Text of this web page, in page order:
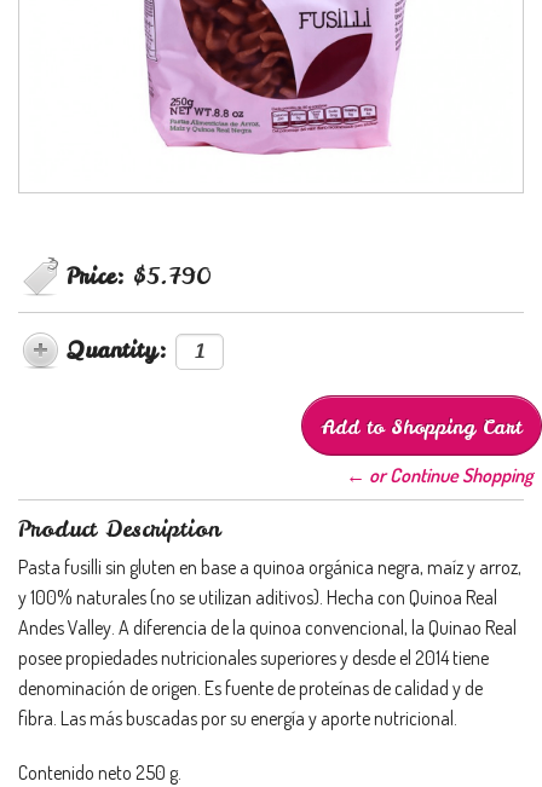
Price: $5.790
Quantity:
← or Continue Shopping
Product Description
Pasta fusilli sin gluten en base a quinoa orgánica negra, maíz y arroz,
y 100% naturales (no se utilizan aditivos). Hecha con Quinoa Real
Andes Valley. A diferencia de la quinoa convencional, la Quinao Real
posee propiedades nutricionales superiores y desde el 2014 tiene
denominación de origen. Es fuente de proteínas de calidad y de
fibra. Las más buscadas por su energía y aporte nutricional.
Contenido neto 250 g.